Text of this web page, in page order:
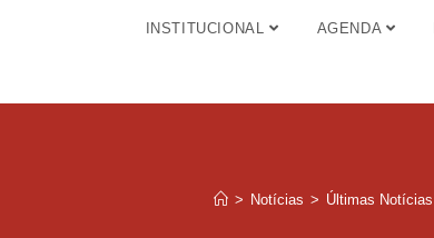
INSTITUCIONAL AGENDA
> Notícias > Últimas Notícias